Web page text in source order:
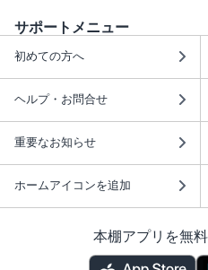
サポートメニュー
初めての方へ
ヘルプ・お問合せ
重要なお知らせ
ホームアイコンを追加
本棚アプリを無